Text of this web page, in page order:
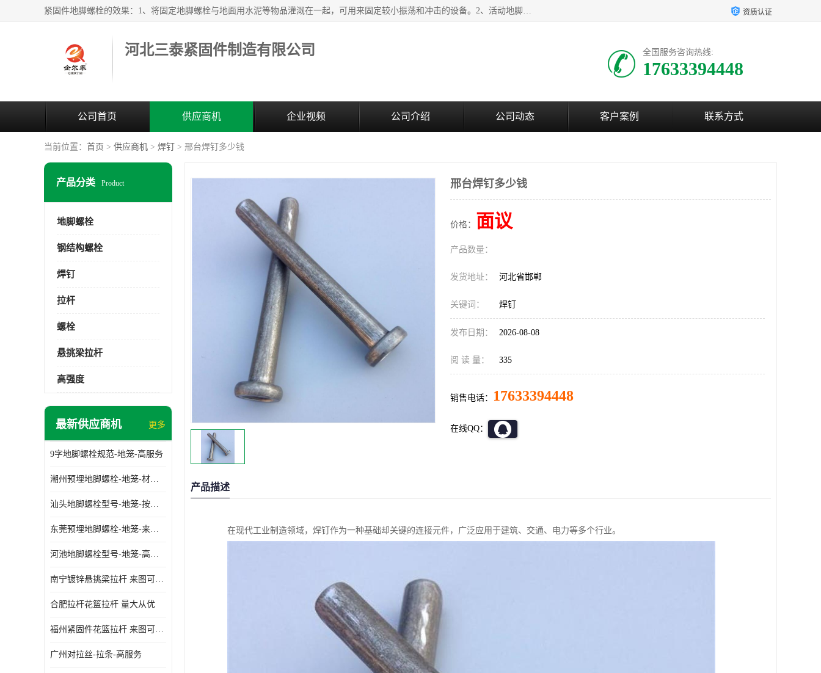
紧固件地脚螺栓的效果：1、将固定地脚螺栓与地面用水泥等物品灌溉在一起，可用来固定较小振荡和冲击的设备。2、活动地脚是一种可拆卸的地脚螺栓，可以固定有激烈振荡和冲击的大型机器设备。3、胀锚地脚螺栓用于固定比较简略且重量轻的设备，辅佐设备长期处于静止状态下。4、粘接地脚螺栓为一种使用广泛且常见的设备，它也是用来固定简略设备的小件。 资质认证
河北三泰紧固件制造有限公司 全国服务咨询热线:
17633394448
公司首页 供应商机 企业视频 公司介绍 公司动态 客户案例 联系方式
当前位置： 首页 > 供应商机 > 焊钉 > 邢台焊钉多少钱
产品分类 Product
地脚螺栓
钢结构螺栓
焊钉
拉杆
螺栓
悬挑梁拉杆
高强度
最新供应商机 更多
9字地脚螺栓规范-地笼-高服务
潮州预埋地脚螺栓-地笼-材质齐全
汕头地脚螺栓型号-地笼-按需定制
东莞预埋地脚螺栓-地笼-来图可定制
河池地脚螺栓型号-地笼-高质量
南宁镀锌悬挑梁拉杆 来图可定制
合肥拉杆花篮拉杆 量大从优
福州紧固件花篮拉杆 来图可定制
广州对拉丝-拉条-高服务
邢台焊钉多少钱
价格： 面议
产品数量：
发货地址： 河北省邯郸
关键词： 焊钉
发布日期： 2026-08-08
阅 读 量： 335
销售电话： 17633394448
在线QQ：
产品描述
在现代工业制造领域，焊钉作为一种基础却关键的连接元件，广泛应用于建筑、交通、电力等多个行业。